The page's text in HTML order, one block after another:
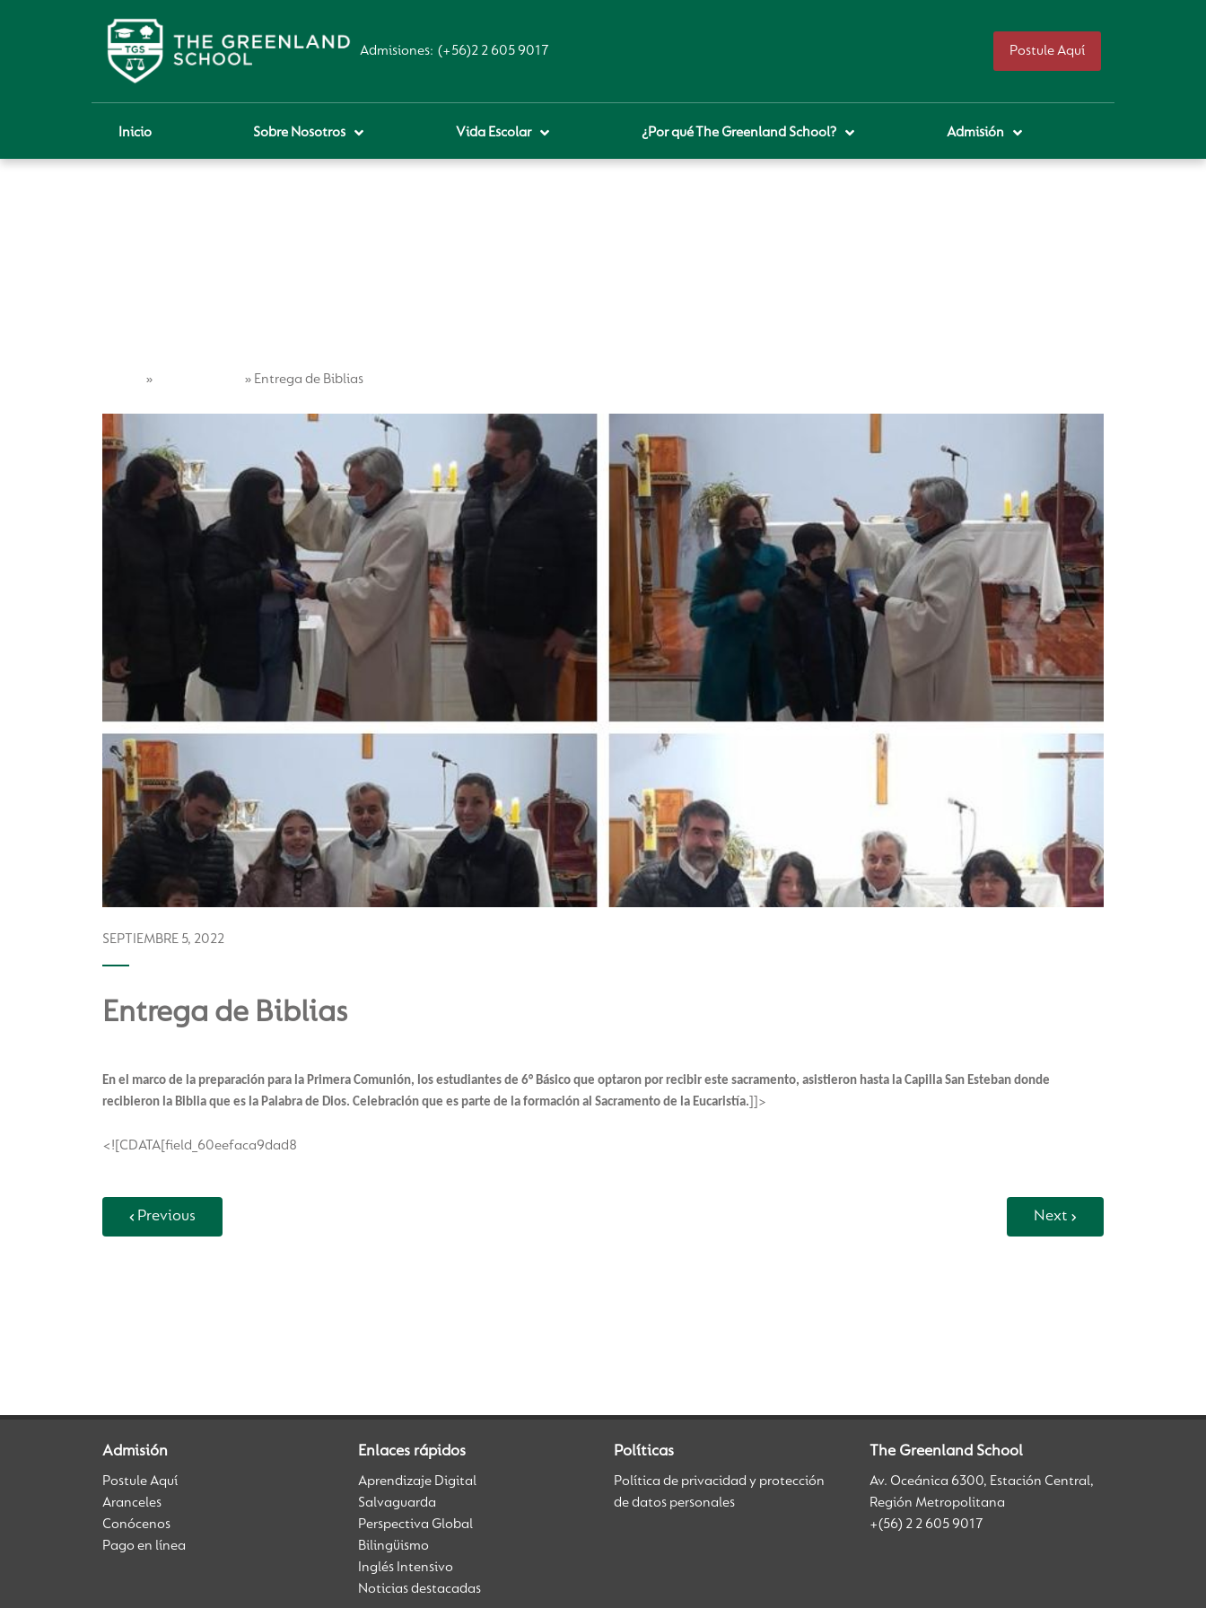
Admisiones: (+56)2 2 605 9017 Postule Aquí
Inicio Sobre Nosotros Vida Escolar ¿Por qué The Greenland School? Admisión
» » Entrega de Biblias
SEPTIEMBRE 5, 2022
Entrega de Biblias
En el marco de la preparación para la Primera Comunión, los estudiantes de 6° Básico que optaron por recibir este sacramento, asistieron hasta la Capilla San Esteban donde
recibieron la Biblia que es la Palabra de Dios. Celebración que es parte de la formación al Sacramento de la Eucaristía. ]]>
<![CDATA[field_60eefaca9dad8
Previous Next
Admisión
Postule Aquí
Aranceles
Conócenos
Pago en línea
Enlaces rápidos
Aprendizaje Digital
Salvaguarda
Perspectiva Global
Bilingüismo
Inglés Intensivo
Noticias destacadas
Políticas
Política de privacidad y protección
de datos personales
The Greenland School
Av. Oceánica 6300, Estación Central,
Región Metropolitana
+(56) 2 2 605 9017